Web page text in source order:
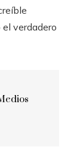
el verdadero